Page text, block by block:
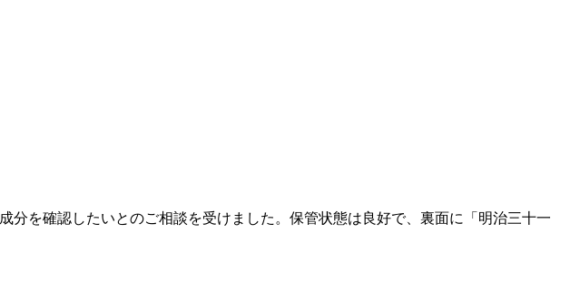
を確認したいとのご相談を受けました。保管状態は良好で、裏面に「明治三十一